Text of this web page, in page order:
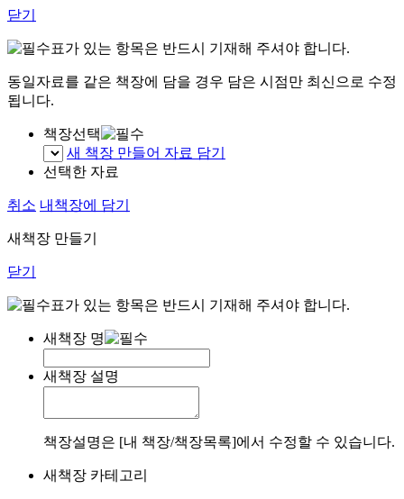
닫기
표가 있는 항목은 반드시 기재해 주셔야 합니다.
동일자료를 같은 책장에 담을 경우 담은 시점만 최신으로 수정
됩니다.
책장선택
새 책장 만들어 자료 담기
선택한 자료
취소 내책장에 담기
새책장 만들기
닫기
표가 있는 항목은 반드시 기재해 주셔야 합니다.
새책장 명
새책장 설명
책장설명은 [내 책장/책장목록]에서 수정할 수 있습니다.
새책장 카테고리